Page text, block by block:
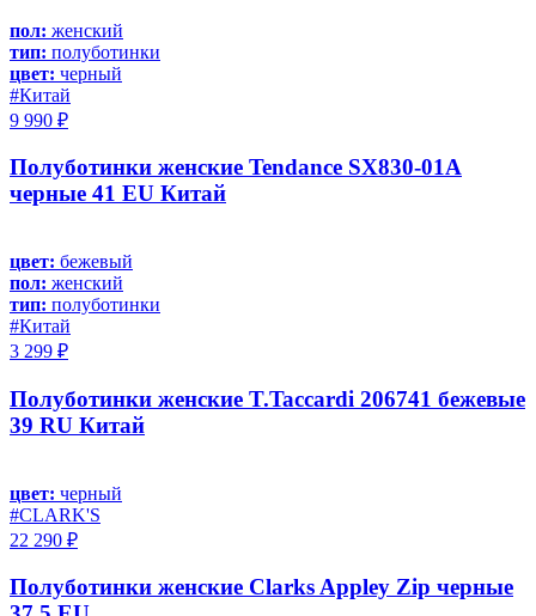
пол: женский
тип: полуботинки
цвет: черный
#Китай
9 990 ₽
Полуботинки женские Tendance SX830-01A
черные 41 EU Китай
цвет: бежевый
пол: женский
тип: полуботинки
#Китай
3 299 ₽
Полуботинки женские T.Taccardi 206741 бежевые
39 RU Китай
цвет: черный
#CLARK'S
22 290 ₽
Полуботинки женские Clarks Appley Zip черные